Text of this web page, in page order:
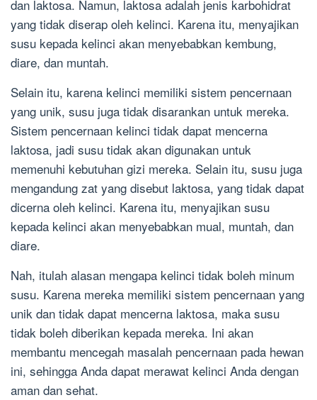
dan laktosa. Namun, laktosa adalah jenis karbohidrat
yang tidak diserap oleh kelinci. Karena itu, menyajikan
susu kepada kelinci akan menyebabkan kembung,
diare, dan muntah.
Selain itu, karena kelinci memiliki sistem pencernaan
yang unik, susu juga tidak disarankan untuk mereka.
Sistem pencernaan kelinci tidak dapat mencerna
laktosa, jadi susu tidak akan digunakan untuk
memenuhi kebutuhan gizi mereka. Selain itu, susu juga
mengandung zat yang disebut laktosa, yang tidak dapat
dicerna oleh kelinci. Karena itu, menyajikan susu
kepada kelinci akan menyebabkan mual, muntah, dan
diare.
Nah, itulah alasan mengapa kelinci tidak boleh minum
susu. Karena mereka memiliki sistem pencernaan yang
unik dan tidak dapat mencerna laktosa, maka susu
tidak boleh diberikan kepada mereka. Ini akan
membantu mencegah masalah pencernaan pada hewan
ini, sehingga Anda dapat merawat kelinci Anda dengan
aman dan sehat.